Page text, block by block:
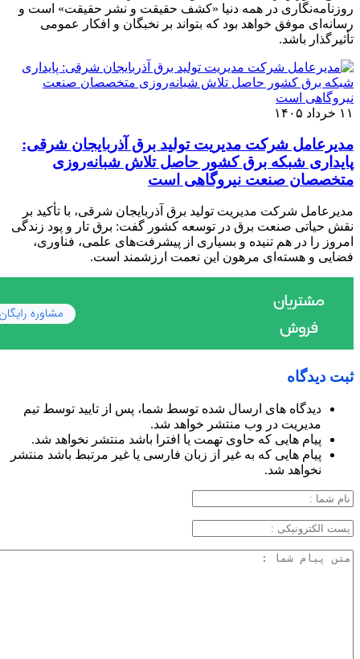
روزنامه‌نگاری در همه دنیا «کشف حقیقت و نشر حقیقت» است و
رسانه‌ای موفق خواهد بود که بتواند بر نخبگان و افکار عمومی
تأثیرگذار باشد.
۱۱ خرداد ۱۴۰۵
مدیرعامل شرکت مدیریت تولید برق آذربایجان شرقی:
پایداری شبکه برق کشور حاصل تلاش شبانه‌روزی
متخصصان صنعت نیروگاهی است
مدیرعامل شرکت مدیریت تولید برق آذربایجان شرقی، با تأکید بر
نقش حیاتی صنعت برق در توسعه کشور گفت: برق تار و پود زندگی
امروز را در هم تنیده و بسیاری از پیشرفت‌های علمی، فناوری،
فضایی و هسته‌ای مرهون این نعمت ارزشمند است.
ثبت دیدگاه
دیدگاه های ارسال شده توسط شما، پس از تایید توسط تیم
مدیریت در وب منتشر خواهد شد.
پیام هایی که حاوی تهمت یا افترا باشد منتشر نخواهد شد.
پیام هایی که به غیر از زبان فارسی یا غیر مرتبط باشد منتشر
نخواهد شد.